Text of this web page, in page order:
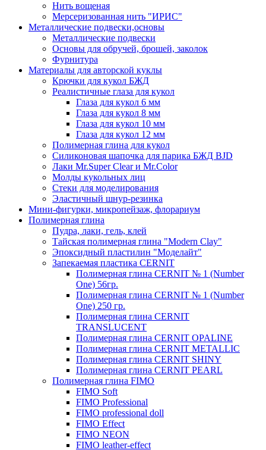
Нить вощеная
Мерсеризованная нить "ИРИС"
Металлические подвески,основы
Металлические подвески
Основы для обручей, брошей, заколок
Фурнитура
Материалы для авторской куклы
Крючки для кукол БЖД
Реалистичные глаза для кукол
Глаза для кукол 6 мм
Глаза для кукол 8 мм
Глаза для кукол 10 мм
Глаза для кукол 12 мм
Полимерная глина для кукол
Силиконовая шапочка для парика БЖД BJD
Лаки Mr.Super Clear и Mr.Color
Молды кукольных лиц
Стеки для моделирования
Эластичный шнур-резинка
Мини-фигурки, микропейзаж, флорариум
Полимерная глина
Пудра, лаки, гель, клей
Тайская полимерная глина "Modern Clay"
Эпоксидный пластилин "Моделайт"
Запекаемая пластика CERNIT
Полимерная глина CERNIT № 1 (Number
One) 56гр.
Полимерная глина CERNIT № 1 (Number
One) 250 гр.
Полимерная глина CERNIT
TRANSLUCENT
Полимерная глина CERNIT OPALINE
Полимерная глина CERNIT METALLIC
Полимерная глина CERNIT SHINY
Полимерная глина CERNIT PEARL
Полимерная глина FIMO
FIMO Soft
FIMO Professional
FIMO professional doll
FIMO Effect
FIMO NEON
FIMO leather-effect